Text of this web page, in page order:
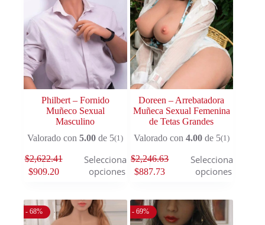
Philbert – Fornido
Muñeco Sexual
Masculino
Valorado con5.00 de 5(1)
$2,622.41
$909.20
Seleccionar
opciones
Doreen – Arrebatadora
Muñeca Sexual Femenina
de Tetas Grandes
Valorado con 4.00de 5(1)
$2,246.63
$887.73
Seleccionar
opciones
- 68% - 69%